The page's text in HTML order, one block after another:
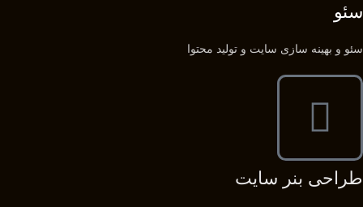
سئو
سئو و بهینه سازی سایت و تولید محتوا
طراحی بنر سایت